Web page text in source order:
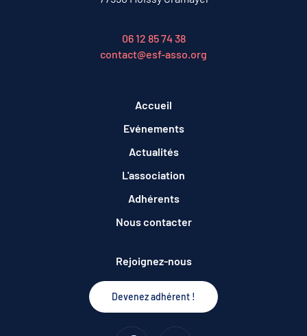
06 12 85 74 38
contact@esf-asso.org
Accueil
Evénements
Actualités
L'association
Adhérents
Nous contacter
Rejoignez-nous
Devenez adhérent !